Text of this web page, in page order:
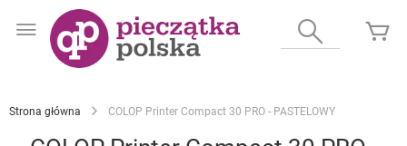
do
Wyszukaj
Strona główna COLOP Printer Compact 30 PRO - PASTELOWY